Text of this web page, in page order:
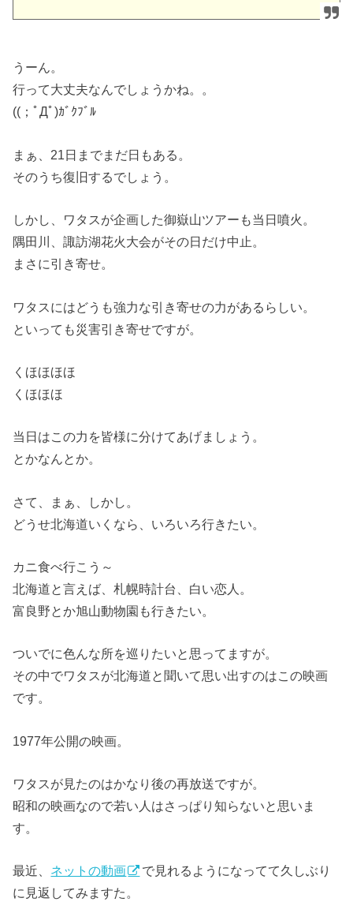
うーん。
行って大丈夫なんでしょうかね。。
((；ﾟДﾟ)ｶﾞｸﾌﾞﾙ
まぁ、21日までまだ日もある。
そのうち復旧するでしょう。
しかし、ワタスが企画した御嶽山ツアーも当日噴火。
隅田川、諏訪湖花火大会がその日だけ中止。
まさに引き寄せ。
ワタスにはどうも強力な引き寄せの力があるらしい。
といっても災害引き寄せですが。
くほほほほ
くほほほ
当日はこの力を皆様に分けてあげましょう。
とかなんとか。
さて、まぁ、しかし。
どうせ北海道いくなら、いろいろ行きたい。
カニ食べ行こう～
北海道と言えば、札幌時計台、白い恋人。
富良野とか旭山動物園も行きたい。
ついでに色んな所を巡りたいと思ってますが。
その中でワタスが北海道と聞いて思い出すのはこの映画
です。
1977年公開の映画。
ワタスが見たのはかなり後の再放送ですが。
昭和の映画なので若い人はさっぱり知らないと思いま
す。
最近、 ネットの動画
で見れるようになってて久しぶり
に見返してみますた。